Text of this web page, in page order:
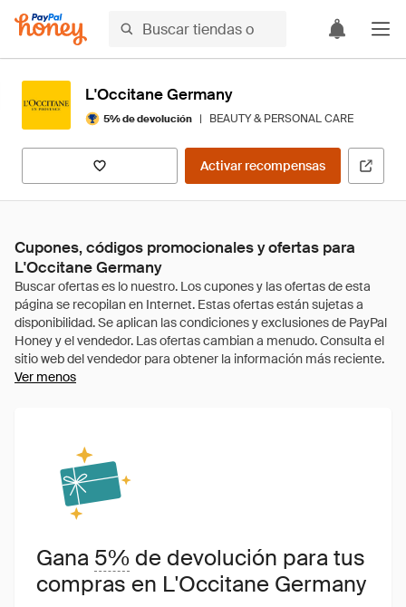
L'Occitane Germany
5% de devolución | BEAUTY & PERSONAL CARE
Activar recompensas
Cupones, códigos promocionales y ofertas para
L'Occitane Germany
Ver menos
Gana 5% de devolución para tus
compras en L'Occitane Germany